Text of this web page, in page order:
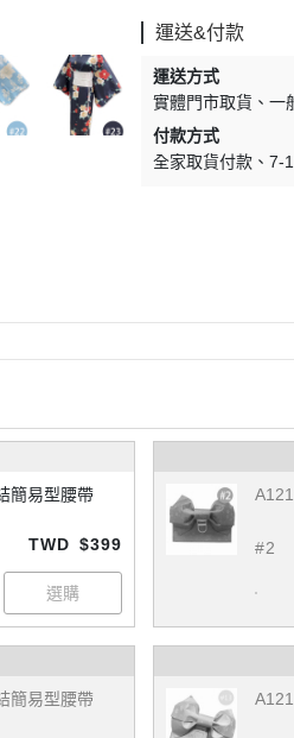
運送&付款
運送方式
實體門市取貨
一
付款方式
全家取貨付款
7-
簡易型腰帶
TWD $399 #2
簡易型腰帶